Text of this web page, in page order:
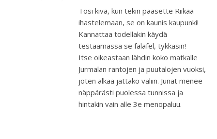
Tosi kiva, kun tekin pääsette Riikaa
ihastelemaan, se on kaunis kaupunki!
Kannattaa todellakin käydä
testaamassa se falafel, tykkäsin!
Itse oikeastaan lähdin koko matkalle
Jurmalan rantojen ja puutalojen vuoksi,
joten älkää jättäkö väliin. Junat menee
näppärästi puolessa tunnissa ja
hintakin vain alle 3e menopaluu.